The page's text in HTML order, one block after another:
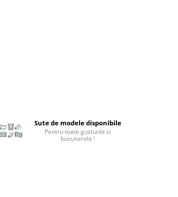
Sute de modele disponibile
Pentru toate gusturile si
buzunarele !